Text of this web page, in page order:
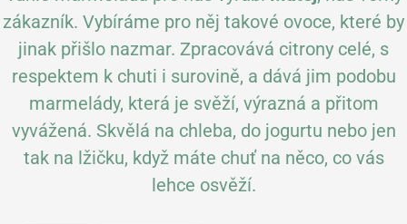
zákazník. Vybíráme pro něj takové ovoce, které by
jinak přišlo nazmar. Zpracovává citrony celé, s
respektem k chuti i surovině, a dává jim podobu
marmelády, která je svěží, výrazná a přitom
vyvážená. Skvělá na chleba, do jogurtu nebo jen
tak na lžičku, když máte chuť na něco, co vás
lehce osvěží.